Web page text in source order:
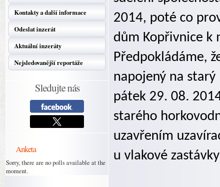
Kontakty a další informace
Odeslat inzerát
Aktuální inzeráty
Nejsledovanější reportáže
Sledujte nás
Anketa
Sorry, there are no polls available at the
moment.
2014, poté co
dům Kopřivnice k
Předpokládáme,
napojený na
pátek 29. 08.
starého
uzavřením
u vlakové